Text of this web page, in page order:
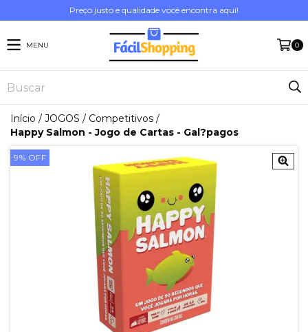
Preço justo e qualidade você encontra aqui!
MENU 0
Início / JOGOS / Competitivos /
Happy Salmon - Jogo de Cartas - Gal?pagos
9% OFF